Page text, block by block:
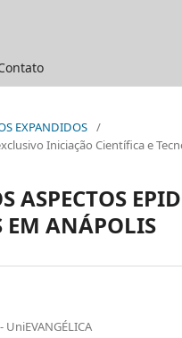
EXPANDIDOS /
Iniciação Científica e
ASPECTOS
EM ANÁPOLIS